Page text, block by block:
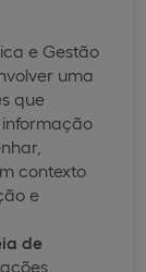
e Gestão
uma
que
contexto
e
de